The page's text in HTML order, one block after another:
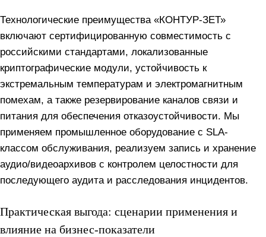
Технологические преимущества «КОНТУР-ЗЕТ»
включают сертифицированную совместимость с
российскими стандартами, локализованные
криптографические модули, устойчивость к
экстремальным температурам и электромагнитным
помехам, а также резервирование каналов связи и
питания для обеспечения отказоустойчивости. Мы
применяем промышленное оборудование с SLA-
классом обслуживания, реализуем запись и хранение
аудио/видеоархивов с контролем целостности для
последующего аудита и расследования инцидентов.
Практическая выгода: сценарии применения и
влияние на бизнес‑показатели